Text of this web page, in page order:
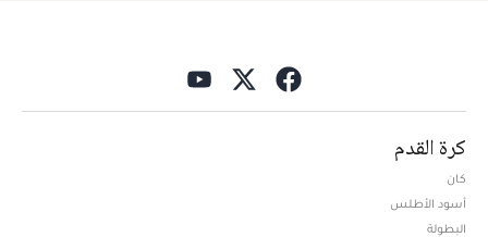
كرة القدم
كان
أسود الأطلس
البطولة